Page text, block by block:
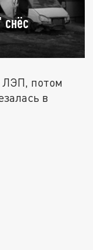
снёс
ЛЭП, потом
в